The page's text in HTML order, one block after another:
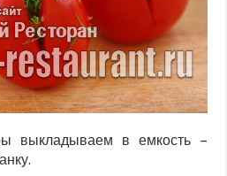
выкладываем в емкость –